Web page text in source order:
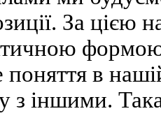
За цією
формою
в
з іншими.